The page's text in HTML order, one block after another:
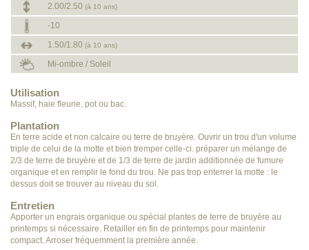
2.00/2.50 (à 10 ans)
-10
1.50/1.80 (à 10 ans)
Mi-ombre / Soleil
Utilisation
Massif, haie fleurie, pot ou bac.
Plantation
En terre acide et non calcaire ou terre de bruyère. Ouvrir un trou d'un volume
triple de celui de la motte et bien tremper celle-ci. préparer un mélange de
2/3 de terre de bruyère et de 1/3 de terre de jardin additionnée de fumure
organique et en remplir le fond du trou. Ne pas trop enterrer la motte : le
dessus doit se trouver au niveau du sol.
Entretien
Apporter un engrais organique ou spécial plantes de terre de bruyère au
printemps si nécessaire. Retailler en fin de printemps pour maintenir
compact. Arroser fréquemment la première année.